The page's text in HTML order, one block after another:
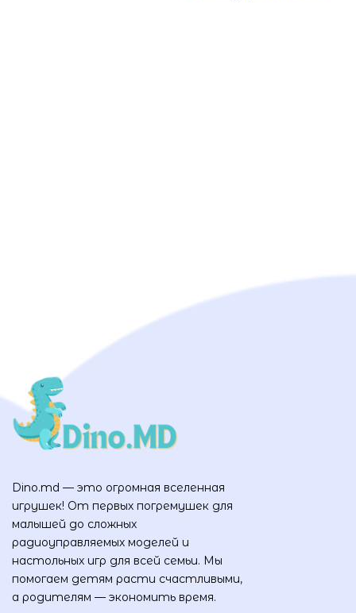
Dino.md — это огромная вселенная
игрушек! От первых погремушек для
малышей до сложных
радиоуправляемых моделей и
настольных игр для всей семьи. Мы
помогаем детям расти счастливыми,
а родителям — экономить время.